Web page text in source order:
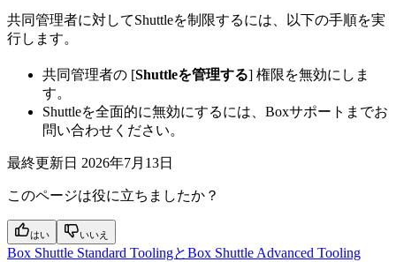
共同管理者に対してShuttleを制限するには、以下の手順を実
行します。
共同管理者の [Shuttleを管理する] 権限を無効にしま
す。
Shuttleを全面的に無効にするには、Boxサポートまでお
問い合わせください。
最終更新日 2026年7月13日
このページは役に立ちましたか？
はい いいえ
Box Shuttle Standard ToolingとBox Shuttle Advanced Tooling